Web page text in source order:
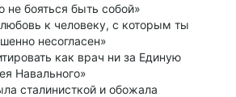
бояться быть собой»
к человеку, с которым ты
несогласен»
как врач ни за Единую
Навального»
сталинисткой и обожала